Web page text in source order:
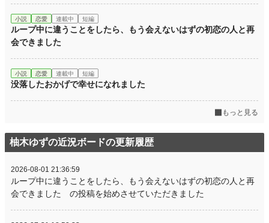
小説 恋愛 連載中 短編
ループ中に違うことをしたら、もう会えないはずの初恋の人と再
会できました
小説 恋愛 連載中 短編
没落したおかげで幸せになれました
もっと見る
柚木ゆずの近況ボードの更新履歴
2026-08-01 21:36:59
ループ中に違うことをしたら、もう会えないはずの初恋の人と再
会できました の投稿を始めさせていただきました